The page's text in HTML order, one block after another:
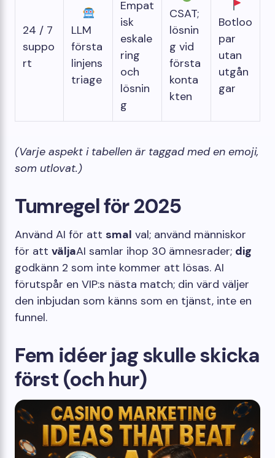
24 / 7
suppo
rt
LLM
första
linjens
triage
Empat
isk
eskale
ring
och
lösnin
g
CSAT;
lösnin
g vid
första
konta
kten
Botloo
par
utan
utgån
gar
(Varje aspekt i tabellen är taggad med en emoji,
som utlovat.)
Tumregel för 2025
Använd AI för att smal val; använd människor
för att väljaAI samlar ihop 30 ämnesrader; dig
godkänn 2 som inte kommer att lösas. AI
förutspår en VIP:s nästa match; din värd väljer
den inbjudan som känns som en tjänst, inte en
funnel.
Fem idéer jag skulle skicka
först (och hur)